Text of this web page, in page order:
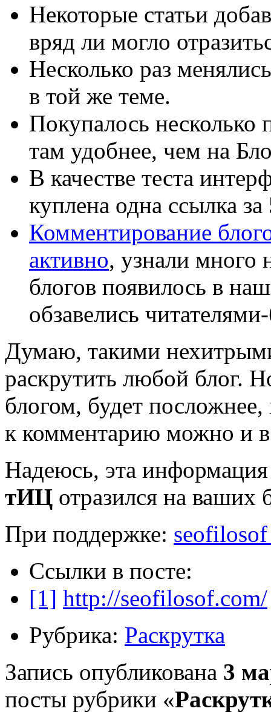
Некоторые статьи
вряд ли могло
Несколько раз
в той же теме.
Покупалось несколько
там удобнее, чем на
В качестве теста
куплена одна ссылка
Комментирование
активно, узнали много
блогов появилось в
обзавелись
Думаю, такими
раскрутить любой блог.
блогом, будет
к комментарию можно и в
Надеюсь, эта
тИЦ отразился на ваших
При поддержке:
Ссылки в посте:
[1] http://seofilosof.com/
Рубрика: Раскрутка
Запись опубликована 3
посты рубрики «